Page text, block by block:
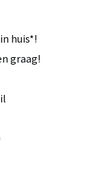
huis*!
graag!